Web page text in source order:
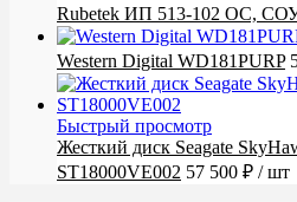
Rubetek ИП 513-102 ОС,
Western Digital WD181PURP
Быстрый просмотр
Жесткий диск Seagate
ST18000VE002 57 500 ₽ / шт